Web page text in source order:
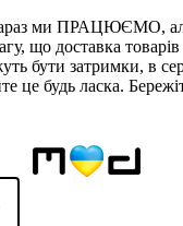
ми ПРАЦЮЄМО,
що доставка
бути затримки, в
це будь ласка.